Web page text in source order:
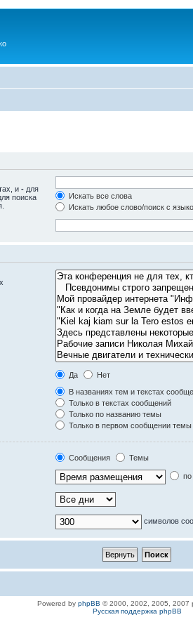
и - для
поиска
Искать все слова
Искать любое слово/поиск с
Да
Нет
В названиях тем и текстах
Только в текстах сообщений
Только по названию темы
Только в первом сообщении темы
Сообщения
Темы
по
символов
Powered by phpBB © 2000, 2002, 2005, 2007
Русская поддержка phpBB